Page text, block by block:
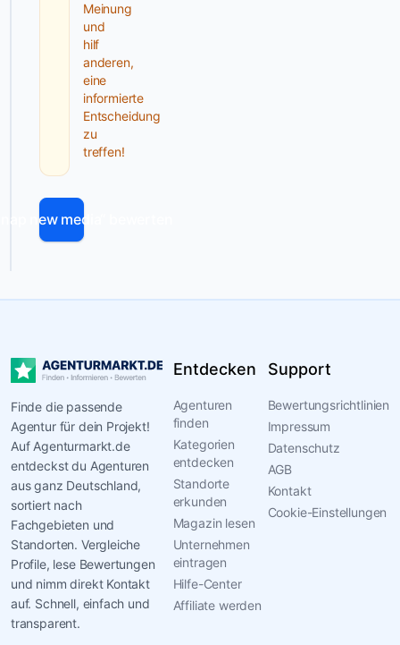
Internetagentur
Oldenburg
Erfahrung
Verbindung
WordPress-
Umsetzungen
Kompetenz
und
in
Bereichen
Digitales
Design
und
klassische
Drucksachen.
Die
sichtbaren
Arbeitsproben
listen
zahlreiche
Meinung
und
hilf
anderen,
eine
informierte
Entscheidung
zu
treffen!
new media“ bewerten
Finde die passende
Agentur für dein Projekt!
Auf Agenturmarkt.de
entdeckst du Agenturen
aus ganz Deutschland,
sortiert nach
Fachgebieten und
Standorten. Vergleiche
Profile, lese Bewertungen
und nimm direkt Kontakt
auf. Schnell, einfach und
transparent.
Entdecken
Agenturen
finden
Kategorien
entdecken
Standorte
erkunden
Magazin lesen
Unternehmen
eintragen
Hilfe-Center
Affiliate werden
Support
Bewertungsrichtlinien
Impressum
Datenschutz
AGB
Kontakt
Cookie-Einstellungen